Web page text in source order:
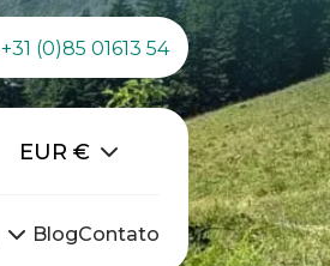
+31 (0)85 01613 54
EUR €
BlogContato